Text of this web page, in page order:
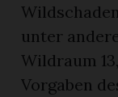
unter
Wildraum
Vorgaben